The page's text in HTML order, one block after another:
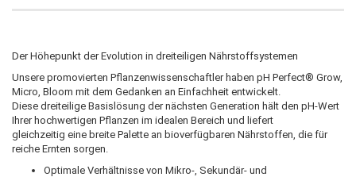
Der Höhepunkt der Evolution in dreiteiligen Nährstoffsystemen
Unsere promovierten Pflanzenwissenschaftler haben pH Perfect® Grow,
Micro, Bloom mit dem Gedanken an Einfachheit entwickelt.
Diese dreiteilige Basislösung der nächsten Generation hält den pH-Wert
Ihrer hochwertigen Pflanzen im idealen Bereich und liefert
gleichzeitig eine breite Palette an bioverfügbaren Nährstoffen, die für
reiche Ernten sorgen.
Optimale Verhältnisse von Mikro-, Sekundär- und